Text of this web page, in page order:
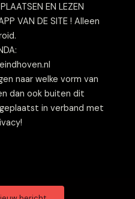
EN LEZEN
VAN DE SITE ! Alleen
naar welke vorm van
dan ook buiten dit
in verband met
Navigatie
Navigatie